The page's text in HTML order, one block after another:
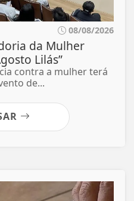
08/08/2026
da Mulher
Lilás”
contra a mulher terá
de...